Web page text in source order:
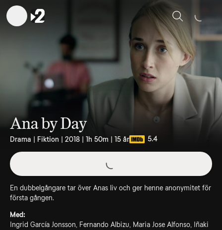
Sök
Ana by Day
Drama | Fiktion | 2018 | 1h 50m | 15 år 5.4
En dubbelgångare tar över Anas liv och ger henne anonymitet för
första gången.
Med:
Ingrid García Jonsson, Fernando Albizu, Maria Jose Alfonso, Iñaki